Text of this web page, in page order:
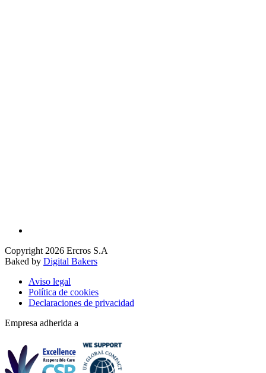
Copyright 2026 Ercros S.A
Baked by Digital Bakers
Aviso legal
Política de cookies
Declaraciones de privacidad
Empresa adherida a